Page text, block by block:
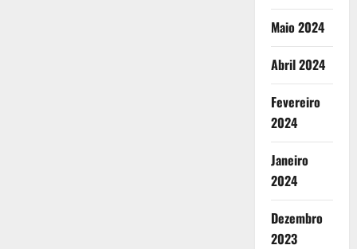
Maio 2024
Abril 2024
Fevereiro
2024
Janeiro
2024
Dezembro
2023